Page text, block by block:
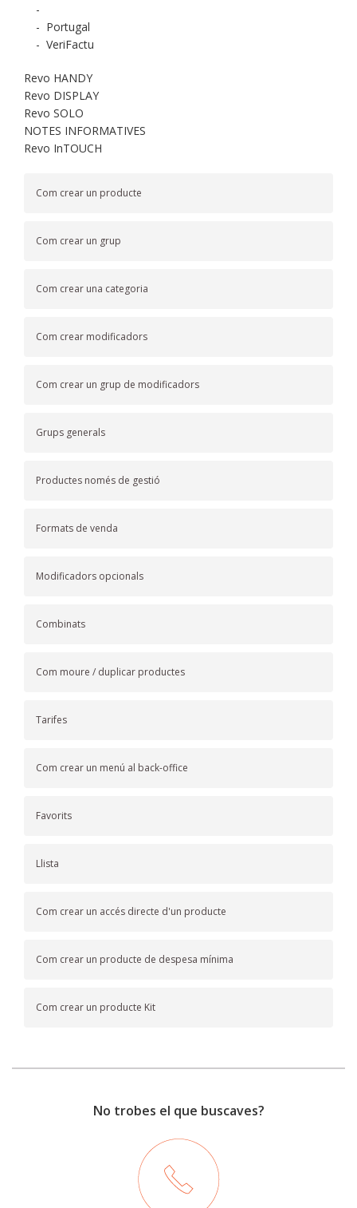
-
- Portugal
- VeriFactu
Revo HANDY
Revo DISPLAY
Revo SOLO
NOTES INFORMATIVES
Revo InTOUCH
Com crear un producte
Com crear un grup
Com crear una categoria
Com crear modificadors
Com crear un grup de modificadors
Grups generals
Productes només de gestió
Formats de venda
Modificadors opcionals
Combinats
Com moure / duplicar productes
Tarifes
Com crear un menú al back-office
Favorits
Llista
Com crear un accés directe d'un producte
Com crear un producte de despesa mínima
Com crear un producte Kit
No trobes el que buscaves?